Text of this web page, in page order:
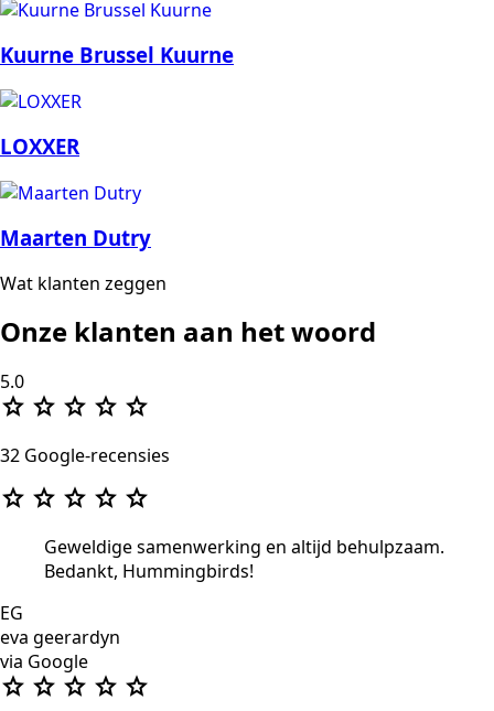
Kuurne Brussel Kuurne
LOXXER
Maarten Dutry
Wat klanten zeggen
Onze klanten aan het woord
5.0
star star star star star
32 Google-recensies
star star star star star
Geweldige samenwerking en altijd behulpzaam.
Bedankt, Hummingbirds!
EG
eva geerardyn
via Google
star star star star star